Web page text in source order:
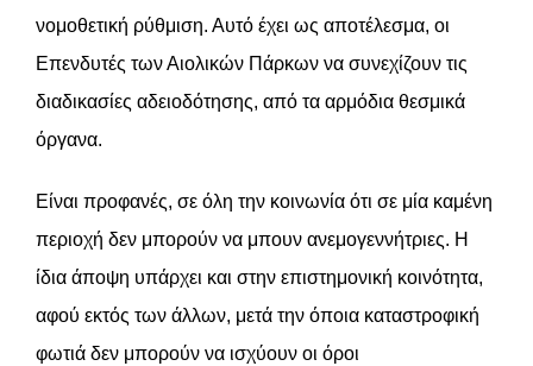
νομοθετική ρύθμιση. Αυτό έχει ως αποτέλεσμα, οι
Επενδυτές των Αιολικών Πάρκων να συνεχίζουν τις
διαδικασίες αδειοδότησης, από τα αρμόδια θεσμικά
όργανα.
Είναι προφανές, σε όλη την κοινωνία ότι σε μία καμένη
περιοχή δεν μπορούν να μπουν ανεμογεννήτριες. Η
ίδια άποψη υπάρχει και στην επιστημονική κοινότητα,
αφού εκτός των άλλων, μετά την όποια καταστροφική
φωτιά δεν μπορούν να ισχύουν οι όροι